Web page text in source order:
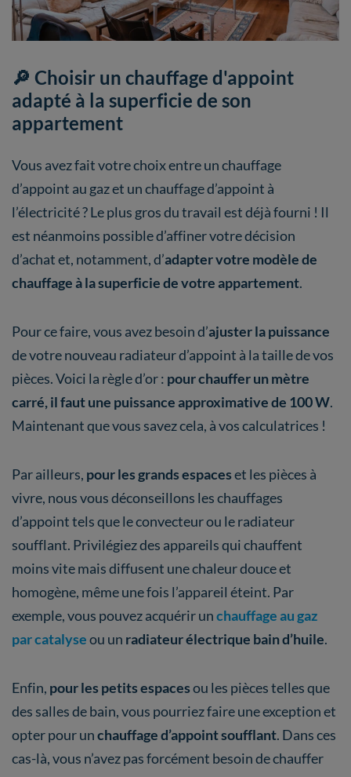
🔎 Choisir un chauffage d'appoint
adapté à la superficie de son
appartement
Vous avez fait votre choix entre un chauffage
d’appoint au gaz et un chauffage d’appoint à
l’électricité ? Le plus gros du travail est déjà fourni ! Il
est néanmoins possible d’affiner votre décision
d’achat et, notamment, d’adapter votre modèle de
chauffage à la superficie de votre appartement.
Pour ce faire, vous avez besoin d’ajuster la puissance
de votre nouveau radiateur d’appoint à la taille de vos
pièces. Voici la règle d’or : pour chauffer un mètre
carré, il faut une puissance approximative de 100 W.
Maintenant que vous savez cela, à vos calculatrices !
Par ailleurs, pour les grands espaceset les pièces à
vivre, nous vous déconseillons les chauffages
d’appoint tels que le convecteur ou le radiateur
soufflant. Privilégiez des appareils qui chauffent
moins vite mais diffusent une chaleur douce et
homogène, même une fois l’appareil éteint. Par
exemple, vous pouvez acquérir unchauffage au gaz
par catalyseou un radiateur électrique bain d’huile.
Enfin, pour les petits espacesou les pièces telles que
des salles de bain, vous pourriez faire une exception et
opter pour unchauffage d’appoint soufflant. Dans ces
cas-là, vous n’avez pas forcément besoin de chauffer